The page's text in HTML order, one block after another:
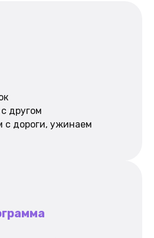
другом
с дороги, ужинаем